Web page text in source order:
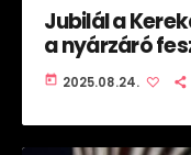
Jubilál a
a nyárzáró
today 2025.08.24.